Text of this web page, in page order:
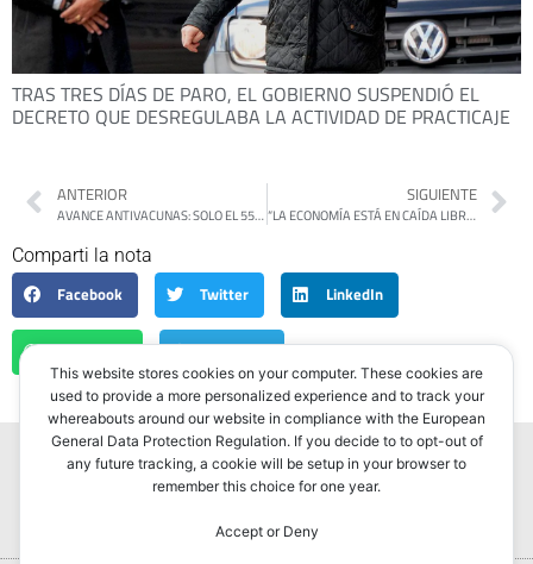
TRAS TRES DÍAS DE PARO, EL GOBIERNO SUSPENDIÓ EL
DECRETO QUE DESREGULABA LA ACTIVIDAD DE PRACTICAJE
ANTERIOR
AVANCE ANTIVACUNAS: SOLO EL 55% DE LOS JÓVENES RESPALDA LA VACUNACIÓN OBLIGATORIA
SIGUIENTE
“LA ECONOMÍA ESTÁ EN CAÍDA LIBRE”: CRISTINA KIRCHNER CUESTIONÓ EL NUEVO ESQUEMA DEL DÓLAR
Comparti la nota
Facebook
Twitter LinkedIn
WhatsApp Telegram
This website stores cookies on your computer. These cookies are
used to provide a more personalized experience and to track your
whereabouts around our website in compliance with the European
General Data Protection Regulation. If you decide to to opt-out of
any future tracking, a cookie will be setup in your browser to
remember this choice for one year.
Accept or Deny